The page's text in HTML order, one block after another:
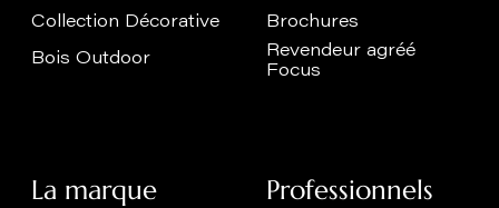
Collection Décorative
Bois Outdoor
Brochures
Revendeur agréé
Focus
La marque Professionnels